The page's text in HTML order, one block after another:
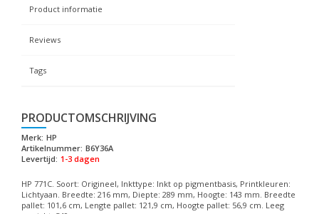
Product informatie
Reviews
Tags
PRODUCTOMSCHRIJVING
Merk: HP
Artikelnummer: B6Y36A
Levertijd: 1-3 dagen
HP 771C. Soort: Origineel, Inkttype: Inkt op pigmentbasis, Printkleuren:
Lichtyaan. Breedte: 216 mm, Diepte: 289 mm, Hoogte: 143 mm. Breedte
pallet: 101,6 cm, Lengte pallet: 121,9 cm, Hoogte pallet: 56,9 cm. Leeg